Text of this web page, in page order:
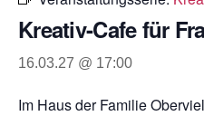
Kreativ-Cafe für
16.03.27 @ 17:00
Im Haus der Familie